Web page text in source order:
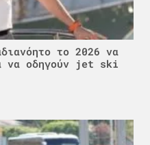
το 2026 να
να οδηγούν jet ski